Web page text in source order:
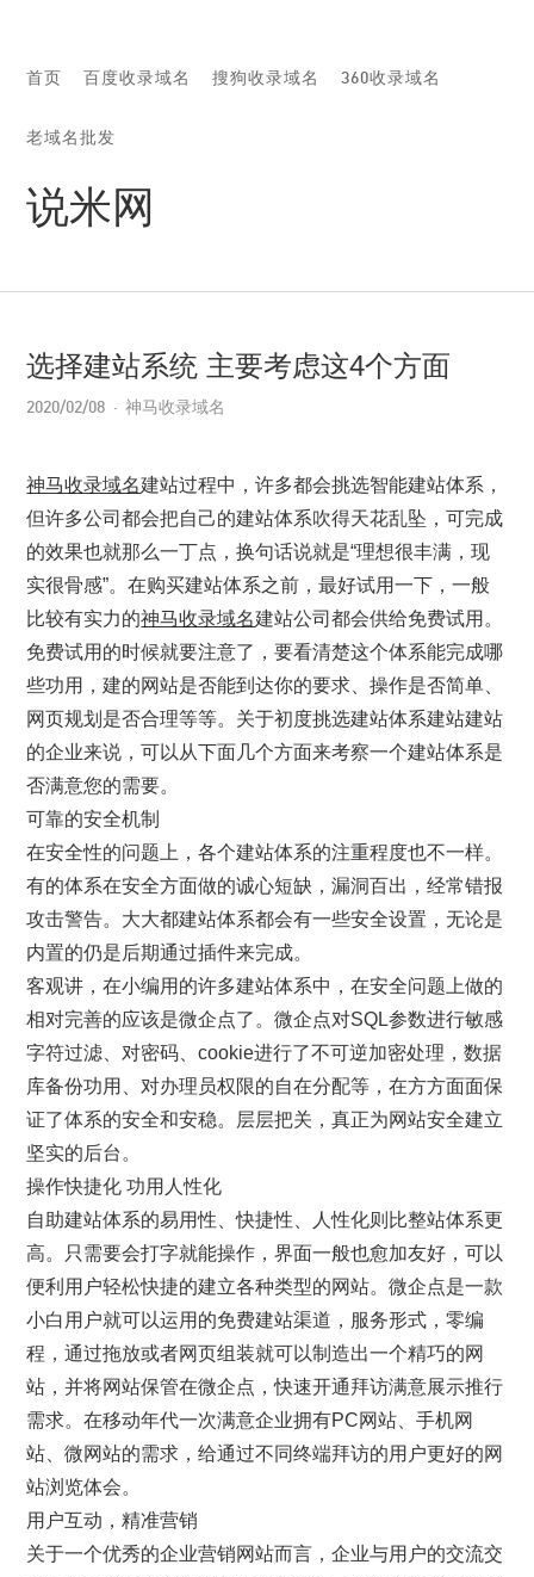
首页 百度收录域名 搜狗收录域名 360收录域名
老域名批发
说米网
选择建站系统 主要考虑这4个方面
2020/02/08 神马收录域名
神马收录域名建站过程中，许多都会挑选智能建站体系，
但许多公司都会把自己的建站体系吹得天花乱坠，可完成
的效果也就那么一丁点，换句话说就是“理想很丰满，现
实很骨感”。在购买建站体系之前，最好试用一下，一般
比较有实力的神马收录域名建站公司都会供给免费试用。
免费试用的时候就要注意了，要看清楚这个体系能完成哪
些功用，建的网站是否能到达你的要求、操作是否简单、
网页规划是否合理等等。关于初度挑选建站体系建站建站
的企业来说，可以从下面几个方面来考察一个建站体系是
否满意您的需要。
可靠的安全机制
在安全性的问题上，各个建站体系的注重程度也不一样。
有的体系在安全方面做的诚心短缺，漏洞百出，经常错报
攻击警告。大大都建站体系都会有一些安全设置，无论是
内置的仍是后期通过插件来完成。
客观讲，在小编用的许多建站体系中，在安全问题上做的
相对完善的应该是微企点了。微企点对SQL参数进行敏感
字符过滤、对密码、cookie进行了不可逆加密处理，数据
库备份功用、对办理员权限的自在分配等，在方方面面保
证了体系的安全和安稳。层层把关，真正为网站安全建立
坚实的后台。
操作快捷化 功用人性化
自助建站体系的易用性、快捷性、人性化则比整站体系更
高。只需要会打字就能操作，界面一般也愈加友好，可以
便利用户轻松快捷的建立各种类型的网站。微企点是一款
小白用户就可以运用的免费建站渠道，服务形式，零编
程，通过拖放或者网页组装就可以制造出一个精巧的网
站，并将网站保管在微企点，快速开通拜访满意展示推行
需求。在移动年代一次满意企业拥有PC网站、手机网
站、微网站的需求，给通过不同终端拜访的用户更好的网
站浏览体会。
用户互动，精准营销
关于一个优秀的企业营销网站而言，企业与用户的交流交